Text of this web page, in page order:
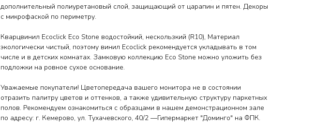
дополнительный полиуретановый слой, защищающий от царапин и пятен. Декоры
с микрофаской по периметру.
Кварцвинил Ecoclick Eco Stone водостойкий, нескользкий (R10), Материал
экологически чистый, поэтому винил Ecoclick рекомендуется укладывать в том
числе и в детских комнатах. Замковую коллекцию Eco Stone можно уложить без
подложки на ровное сухое основание.
Уважаемые покупатели! Цветопередача вашего монитора не в состоянии
отразить палитру цветов и оттенков, а также удивительную структуру паркетных
полов. Рекомендуем ознакомиться с образцами в нашем демонстрационном зале
по адресу: г. Кемерово, ул. Тухачевского, 40/2 —Гипермаркет "Доминго" на ФПК.